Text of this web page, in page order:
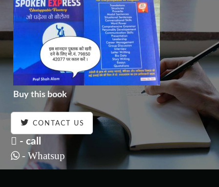
Buy this book
CONTACT US
- call
- Whatsup